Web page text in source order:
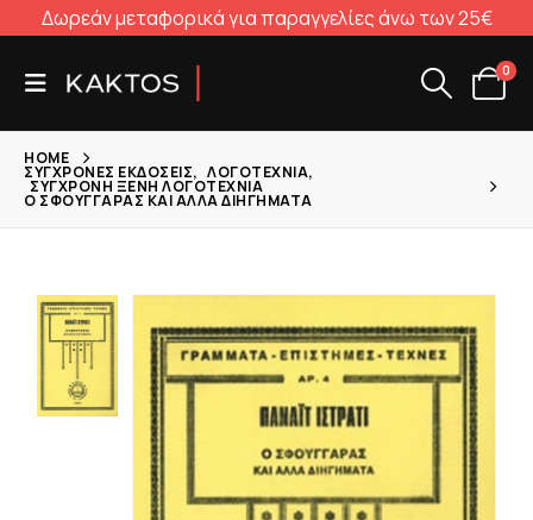
Δωρεάν μεταφορικά για παραγγελίες άνω των 25€
0
HOME
ΣΎΓΧΡΟΝΕΣ ΕΚΔΌΣΕΙΣ, ΛΟΓΟΤΕΧΝΊΑ,
ΣΎΓΧΡΟΝΗ ΞΈΝΗ ΛΟΓΟΤΕΧΝΊΑ
Ο ΣΦΟΥΓΓΑΡΆΣ ΚΑΙ ΆΛΛΑ ΔΙΗΓΉΜΑΤΑ